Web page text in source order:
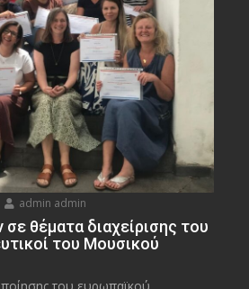
admin admin
θέματα διαχείρισης του
του Μουσικού
του ευρωπαϊκού